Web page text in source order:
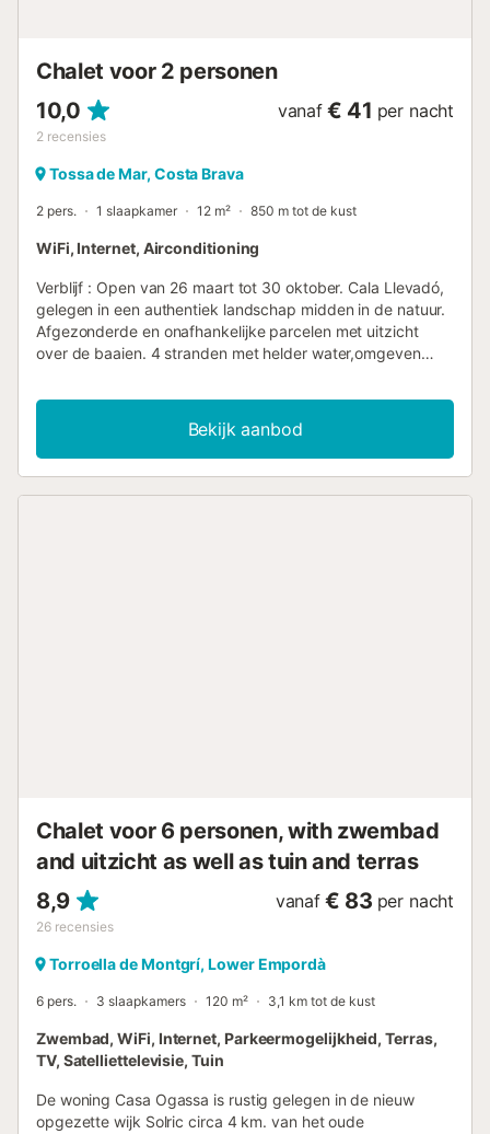
Chalet voor 2 personen
10,0
2 recensies
vanaf € 41 per nacht
Tossa de Mar, Costa Brava
2 pers. 1 slaapkamer 12 m² 850 m tot de kust
WiFi, Internet, Airconditioning
Verblijf : Open van 26 maart tot 30 oktober. Cala Llevadó,
gelegen in een authentiek landschap midden in de natuur.
Afgezonderde en onafhankelijke parcelen met uitzicht
over de baaien. 4 stranden met helder water,omgeven
schilderachting landschap dichtbij zee. Genieten van de
natuur en sportieve aktiviteiten. Cala Llevadó geeft u de
mogelijkheid voor het beoefenen van watersport op haar
stranden en organiseerd talrijke activiteiten voor kinderen
Llevadó is gelege...
Bekijk aanbod
Chalet voor 6 personen, with zwembad
and uitzicht as well as tuin and terras
8,9
26 recensies
vanaf € 83 per nacht
Torroella de Montgrí, Lower Empordà
6 pers. 3 slaapkamers 120 m² 3,1 km tot de kust
Zwembad, WiFi, Internet, Parkeermogelijkheid, Terras,
TV, Satelliettelevisie, Tuin
De woning Casa Ogassa is rustig gelegen in de nieuw
opgezette wijk Solric circa 4 km. van het oude